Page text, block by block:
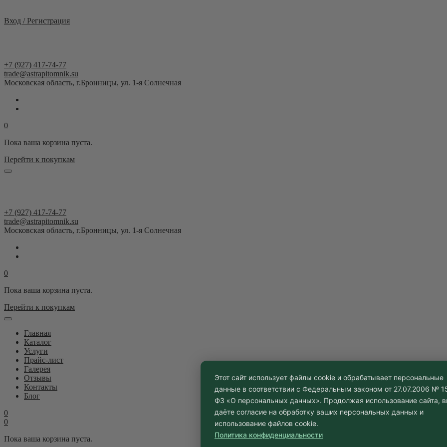
Вход / Регистрация
+7 (927) 417-74-77
trade@astrapitomnik.su
Московская область, г.Бронницы, ул. 1-я Солнечная
0
Пока ваша корзина пуста.
Перейти к покупкам
+7 (927) 417-74-77
trade@astrapitomnik.su
Московская область, г.Бронницы, ул. 1-я Солнечная
0
Пока ваша корзина пуста.
Перейти к покупкам
Главная
Каталог
Услуги
Прайс-лист
Галерея
Отзывы
Контакты
Блог
0
0
Пока ваша корзина пуста.
Этот сайт использует файлы cookie и обрабатывает персональные
данные в соответствии с Федеральным законом от 27.07.2006 №
ФЗ «О персональных данных». Продолжая использование сайта,
даёте согласие на обработку ваших персональных данных и
использование файлов cookie.
Политика конфиденциальности